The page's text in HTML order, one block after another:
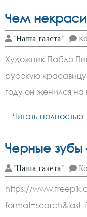
Чем
"Наша газета"
Художник Пабло
русскую
году он женился
Читать полностью
Черные зубы
"Наша газета"
https://